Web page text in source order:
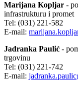
Marijana Kopljar -
infrastrukturu i promet
Tel: (031) 221-582
E-mail:
Jadranka Paulić -
trgovinu
Tel: (031) 221-742
E-mail: